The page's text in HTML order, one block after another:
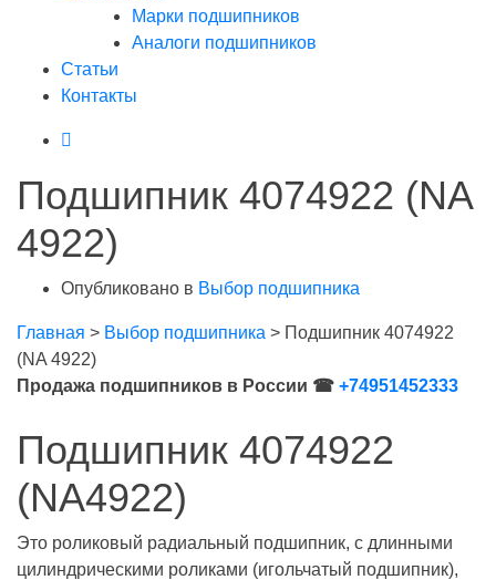
Марки подшипников
Аналоги подшипников
Статьи
Контакты
Подшипник 4074922 (NA
4922)
Опубликовано в Выбор подшипника
Главная > Выбор подшипника > Подшипник 4074922
(NA 4922)
Продажа подшипников в России ☎ +74951452333
Подшипник 4074922
(NA4922)
Это роликовый радиальный подшипник, с длинными
цилиндрическими роликами (игольчатый подшипник),